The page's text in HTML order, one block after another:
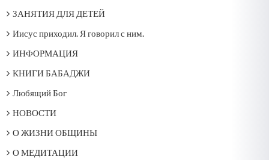
ЗАНЯТИЯ ДЛЯ ДЕТЕЙ
Иисус приходил. Я говорил с ним.
ИНФОРМАЦИЯ
КНИГИ БАБАДЖИ
Любящий Бог
НОВОСТИ
О ЖИЗНИ ОБЩИНЫ
О МЕДИТАЦИИ